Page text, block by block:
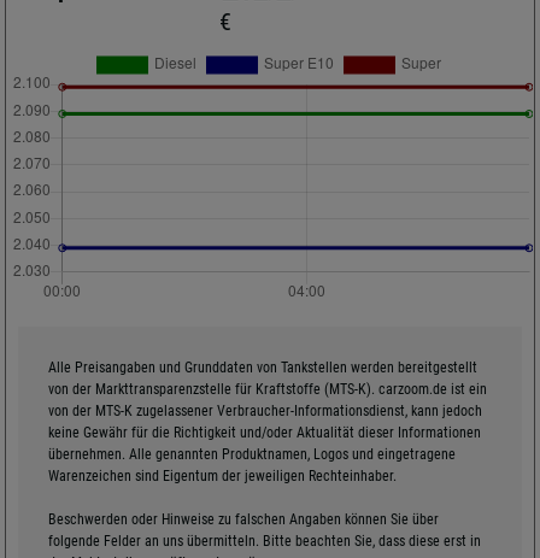
€
Alle Preisangaben und Grunddaten von Tankstellen werden bereitgestellt
von der Markttransparenzstelle für Kraftstoffe (MTS-K). carzoom.de ist ein
von der MTS-K zugelassener Verbraucher-Informationsdienst, kann jedoch
keine Gewähr für die Richtigkeit und/oder Aktualität dieser Informationen
übernehmen. Alle genannten Produktnamen, Logos und eingetragene
Warenzeichen sind Eigentum der jeweiligen Rechteinhaber.
Beschwerden oder Hinweise zu falschen Angaben können Sie über
folgende Felder an uns übermitteln. Bitte beachten Sie, dass diese erst in